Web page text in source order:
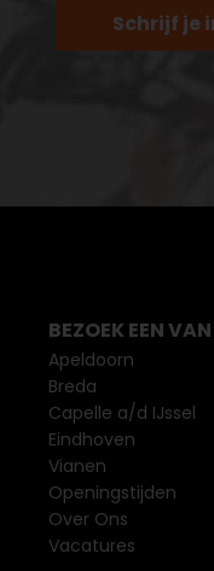
Schrijf je
BEZOEK EEN
Apeldoorn
Breda
Capelle a/d IJssel
Eindhoven
Vianen
Openingstijden
Over Ons
Vacatures